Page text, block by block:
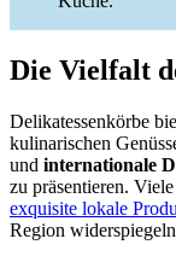
Die Vielfalt
Delikatessenkörbe
kulinarischen
und internationale
zu präsentieren. Viele
exquisite lokale
Region